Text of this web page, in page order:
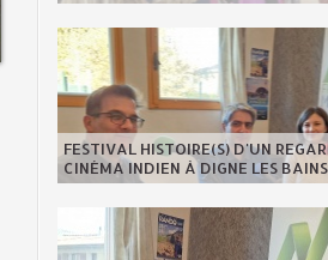
FESTIVAL HISTOIRE(S) D'UN
CINÉMA INDIEN À DIGNE LES BAINS.